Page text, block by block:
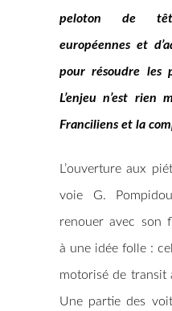
peloton de
européennes et
pour résoudre les
L’enjeu n’est rien
Franciliens et la
L’ouverture aux
voie G.
renouer avec son
à une idée folle :
motorisé de
Une partie des